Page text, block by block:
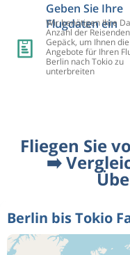
Geben Sie Ihre
Flugdaten ein
Wir benötigen Ihre
Anzahl der
Gepäck, um Ihnen
Angebote für Ihren
Berlin nach Tokio zu
unterbreiten
Fliegen Sie
➡️
Berlin bis Tokio